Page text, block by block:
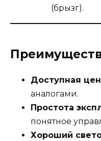
(брызг).
Доступная
аналогами.
Простота
понятное
Хороший